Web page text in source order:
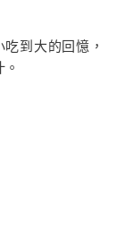
到大的回憶，